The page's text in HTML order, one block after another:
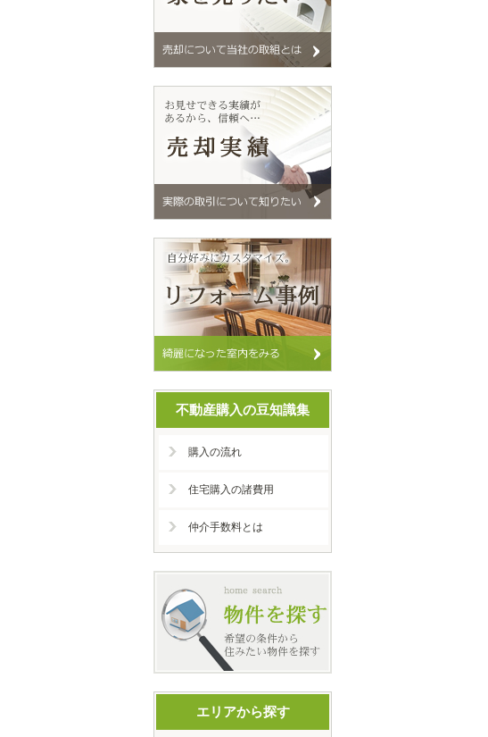
不動産購入の豆知識集
購入の流れ
住宅購入の諸費用
仲介手数料とは
エリアから探す